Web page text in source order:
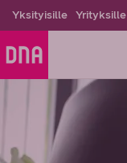
Yksityisille Yrityksille